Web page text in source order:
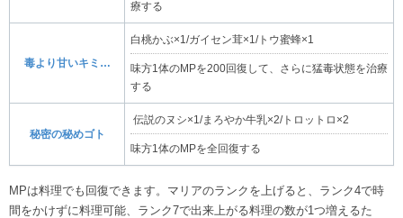
療する
毒より甘いキミ…
白桃かぶ×1/ガイセン茸×1/トウ蜜蜂×1
味方1体のMPを200回復して、さらに猛毒状態を治療
する
秘密の秘めゴト
伝説のヌシ×1/まろやか牛乳×2/トロットロ×2
味方1体のMPを全回復する
MPは料理でも回復できます。マリアのランクを上げると、ランク4で時
間をかけずに料理可能、ランク7で出来上がる料理の数が1つ増えるた